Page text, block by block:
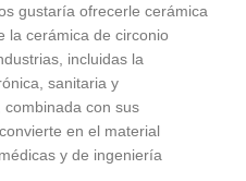
gustaría ofrecerle cerámica
la cerámica de circonio
incluidas la
sanitaria y
con sus
en el material
y de ingeniería